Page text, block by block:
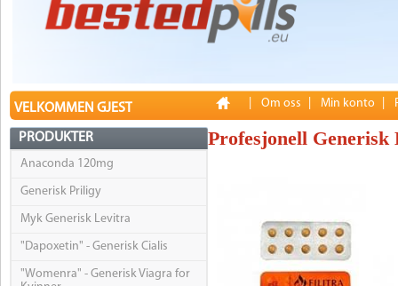
VELKOMMEN GJEST Om oss Min konto
PRODUKTER
Anaconda 120mg
Generisk Priligy
Myk Generisk Levitra
"Dapoxetin" - Generisk Cialis
"Womenra" - Generisk Viagra for
Profesjonell Generisk